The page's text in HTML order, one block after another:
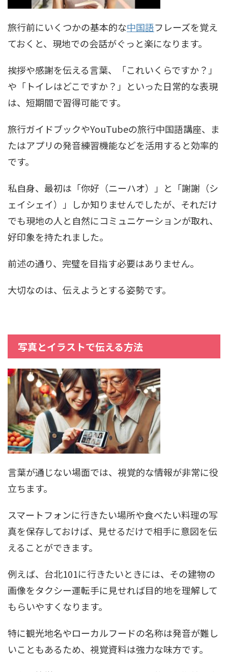
旅行前にいくつかの基本的な中国語フレーズを覚え
ておくと、現地での会話がぐっと楽になります。
挨拶や感謝を伝える言葉、「これいくらですか？」
や「トイレはどこですか？」といった日常的な表現
は、短期間で習得可能です。
旅行ガイドブックやYouTubeの旅行中国語講座、ま
たはアプリの発音練習機能などを活用すると効率的
です。
私自身、最初は「你好（ニーハオ）」と「謝謝（シ
ェイシェイ）」しか知りませんでしたが、それだけ
でも現地の人と自然にコミュニケーションが取れ、
好印象を持たれました。
前述の通り、完璧を目指す必要はありません。
大切なのは、伝えようとする姿勢です。
写真とイラストで伝える方法
言葉が通じない場面では、視覚的な情報が非常に役
立ちます。
スマートフォンに行きたい場所や食べたい料理の写
真を保存しておけば、見せるだけで相手に意図を伝
えることができます。
例えば、台北101に行きたいときには、その建物の
画像をタクシー運転手に見せれば目的地を理解して
もらいやすくなります。
特に観光地名やローカルフードの名称は発音が難し
いこともあるため、視覚資料は強力な味方です。